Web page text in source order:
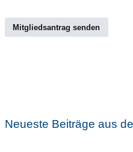
Mitgliedsantrag senden
Neueste Beiträge aus